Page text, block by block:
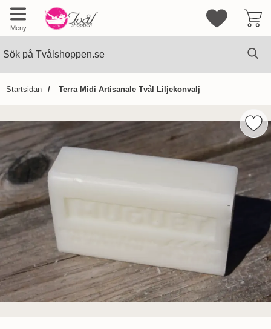
Meny
Mina
Startsidan Terra Midi Artisanale Tvål Liljekonvalj
över
Bilder